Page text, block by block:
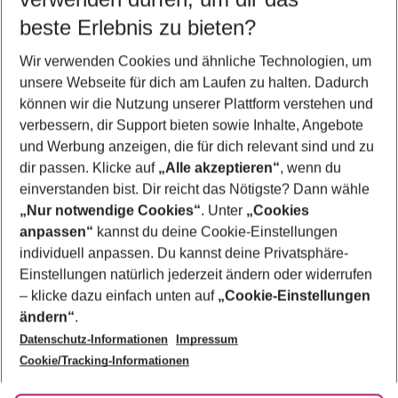
5-8 Nächte
2 Erwachsene Keine Kinder
Mehr Filter anzeigen
Footer
Footer navigation
Über uns
AGB
Bestpreisgarantie
Cookie-Einstellungen ändern
Cookie-Richtlinie
Agenturbetreuung
Barrierefreies Reisen
Folge uns
beste Erlebnis zu bieten?
Wir verwenden Cookies und ähnliche Technologien, um
unsere Webseite für dich am Laufen zu halten. Dadurch
können wir die Nutzung unserer Plattform verstehen und
verbessern, dir Support bieten sowie Inhalte, Angebote
und Werbung anzeigen, die für dich relevant sind und zu
dir passen. Klicke auf „Alle akzeptieren“, wenn du
einverstanden bist. Dir reicht das Nötigste? Dann wähle
„Nur notwendige Cookies“. Unter „Cookies
anpassen“ kannst du deine Cookie-Einstellungen
individuell anpassen. Du kannst deine Privatsphäre-
Einstellungen natürlich jederzeit ändern oder widerrufen
– klicke dazu einfach unten auf „Cookie-Einstellungen
ändern“.
Datenschutz-Informationen
Impressum
Cookie/Tracking-Informationen